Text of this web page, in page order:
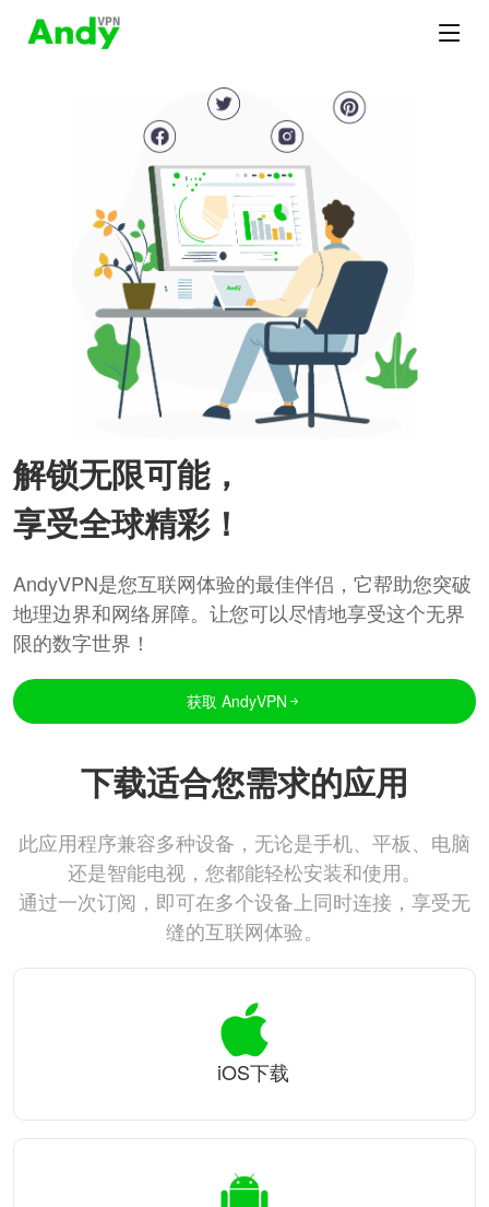
解锁无限可能，
享受全球精彩！
AndyVPN是您互联网体验的最佳伴侣，它帮助您突破
地理边界和网络屏障。让您可以尽情地享受这个无界
限的数字世界！
获取 AndyVPN
下载适合您需求的应用
此应用程序兼容多种设备，无论是手机、平板、电脑
还是智能电视，您都能轻松安装和使用。
通过一次订阅，即可在多个设备上同时连接，享受无
缝的互联网体验。
iOS下载